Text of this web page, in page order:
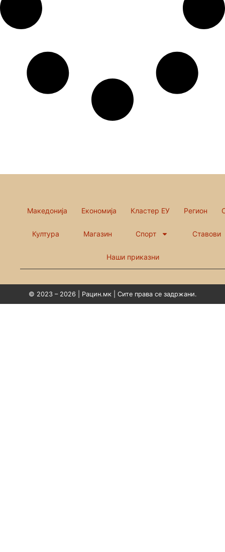
Македонија Економија Кластер ЕУ Регион
Култура Магазин Спорт Ставови
Наши приказни
© 2023 – 2026 | Рацин.мк | Сите права се задржани.